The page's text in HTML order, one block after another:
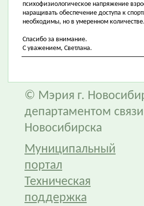
психофизиологическое напряжение
наращивать обеспечение доступа к
необходимы, но в умеренном количестве.
Спасибо за внимание.
С уважением, Светлана.
© Мэрия г.
департаментом
Новосибирска
Муниципальный
портал
Техническая
поддержка